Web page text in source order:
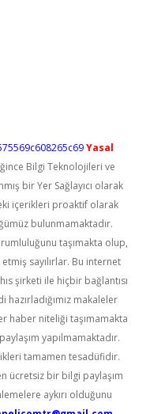
Yasal
Bilgi Teknolojileri ve
bir Yer Sağlayıcı olarak
içerikleri proaktif olarak
bulunmamaktadır.
taşımakta olup,
sayılırlar. Bu internet
şirketi ile hiçbir bağlantısı
makaleler
haber niteliği taşımamakta
yapılmamaktadır.
tamamen tesadüfidir.
ücretsiz bir bilgi paylaşım
aykırı olduğunu